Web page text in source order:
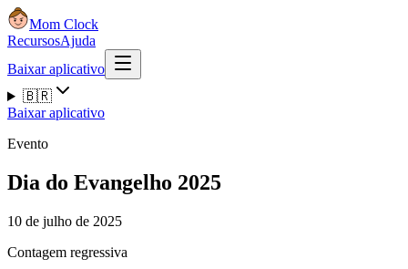
Mom Clock
RecursosAjuda
Baixar aplicativo
🇧🇷
Baixar aplicativo
Evento
Dia do Evangelho 2025
10 de julho de 2025
Contagem regressiva